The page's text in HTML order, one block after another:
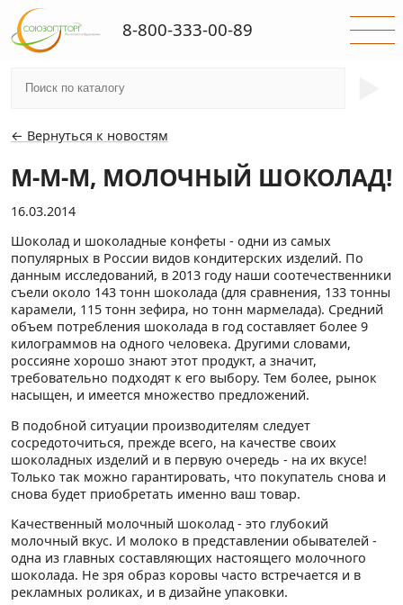
← Вернуться к новостям
М-М-М, МОЛОЧНЫЙ ШОКОЛАД!
16.03.2014
Шоколад и шоколадные конфеты - одни из са­мых
популярных в России видов кондитерских изделий. По
данным исследований, в 2013 году наши соотечественники
съели около 143 тонн шоколада (для сравнения, 133 тонны
карамели, 115 тонн зефира, но тонн мармелада). Средний
объем потребления шоколада в год составляет более 9
килограммов на одного человека. Другими словами,
россияне хорошо знают этот продукт, а значит,
требовательно подходят к его выбору. Тем более, рынок
насыщен, и имеется множество предложений.
В подобной ситуации производителям следует
сосредоточиться, прежде всего, на качестве своих
шоколадных изделий и в первую очередь - на их вкусе!
Только так можно гарантировать, что покупатель снова и
снова будет приобретать именно ваш товар.
Качественный молочный шоколад - это глубокий
молочный вкус. И молоко в представлении обывателей -
одна из главных составляющих настоящего молочного
шоколада. Не зря образ коровы часто встречается и в
рекламных роликах, и в дизайне упаковки.
8-800-333-00-89